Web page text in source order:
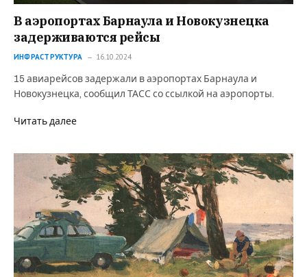
В аэропортах Барнаула и Новокузнецка
задерживаются рейсы
ИНФРАСТРУКТУРА 16.10.2024
15 авиарейсов задержали в аэропортах Барнаула и
Новокузнецка, сообщил ТАСС со ссылкой на аэропорты.
Читать далее